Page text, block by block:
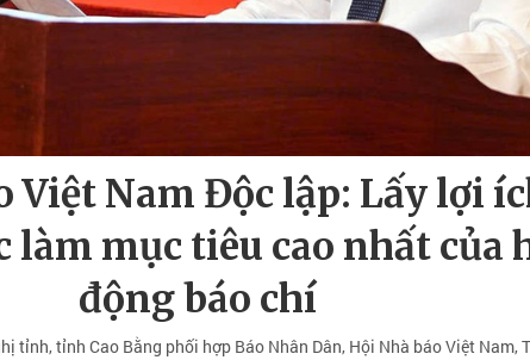
Việt Nam Độc lập: Lấy lợi
làm mục tiêu cao nhất của
động báo chí
tỉnh, tỉnh Cao Bằng phối hợp Báo Nhân Dân, Hội Nhà báo Việt Nam,